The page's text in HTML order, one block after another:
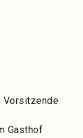
Vorsitzende
Gasthof